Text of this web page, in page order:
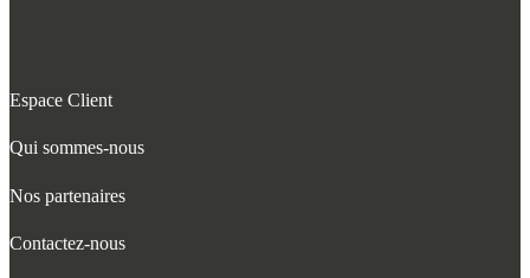
Espace Client
Qui sommes-nous
Nos partenaires
Contactez-nous